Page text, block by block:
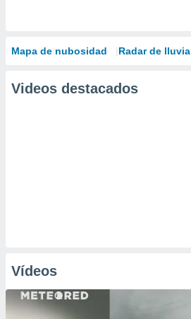
Mapa de nubosidad Radar de lluvia
Videos destacados
Vídeos